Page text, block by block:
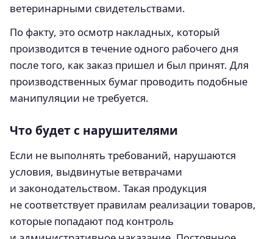
ветеринарными свидетельствами.
По факту, это осмотр накладных, который
производится в течение одного рабочего дня
после того, как заказ пришел и был принят. Для
производственных бумаг проводить подобные
манипуляции не требуется.
Что будет с нарушителями
Если не выполнять требований, нарушаются
условия, выдвинутые ветврачами
и законодательством. Такая продукция
не соответствует правилам реализации товаров,
которые попадают под контроль